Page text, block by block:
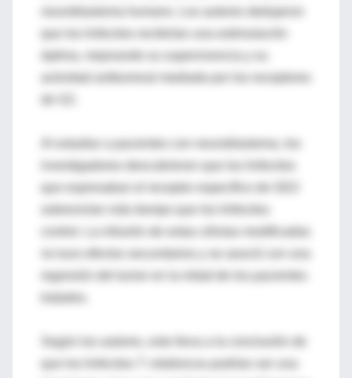
óptima, mejorando su supervivencia y su
investigadores descubrieron que los linfocitos
sobrevivían más tiempo que los linfocitos
regresión del tumor en la mitad de los pacientes
Según los autores, esto lleva a la conclusión de